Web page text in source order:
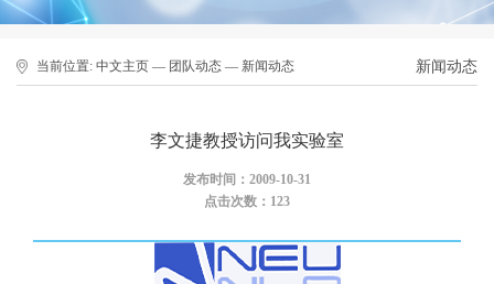
当前位置: 中文主页 — 团队动态 — 新闻动态 新闻动态
李文捷教授访问我实验室
发布时间：2009-10-31
点击次数： 123